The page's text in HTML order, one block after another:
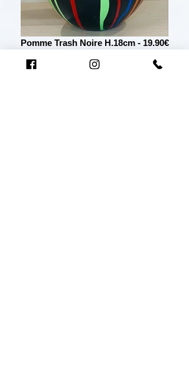
Pomme Trash Noire H.18cm - 19.90€